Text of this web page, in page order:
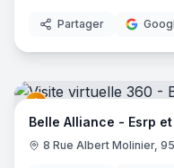
Partager
Belle Alliance - Esrp
8 Rue Albert Molinier,